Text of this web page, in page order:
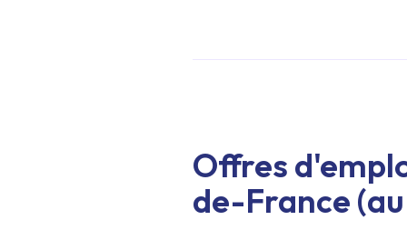
Offres
de-France